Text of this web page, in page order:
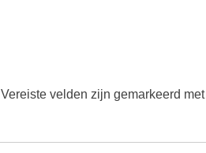
Vereiste velden zijn gemarkeerd met